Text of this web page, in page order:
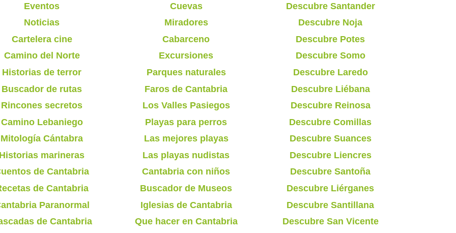
Eventos
Noticias
Cartelera cine
Camino del Norte
Historias de terror
Buscador de rutas
Rincones secretos
Camino Lebaniego
Mitología Cántabra
Historias marineras
de Cantabria
de Cantabria
Paranormal
de Cantabria
Cuevas
Miradores
Cabarceno
Excursiones
Parques naturales
Faros de Cantabria
Los Valles Pasiegos
Playas para perros
Las mejores playas
Las playas nudistas
Cantabria con niños
Buscador de Museos
Iglesias de Cantabria
Que hacer en Cantabria
Descubre Santander
Descubre Noja
Descubre Potes
Descubre Somo
Descubre Laredo
Descubre Liébana
Descubre Reinosa
Descubre Comillas
Descubre Suances
Descubre Liencres
Descubre Santoña
Descubre Liérganes
Descubre Santillana
Descubre San Vicente